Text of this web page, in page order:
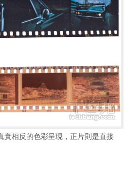
實相反的色彩呈現，正片則是直接